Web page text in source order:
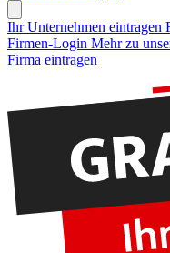
Ihr Unternehmen eintragen
Firmen-Login Mehr zu
Firma eintragen